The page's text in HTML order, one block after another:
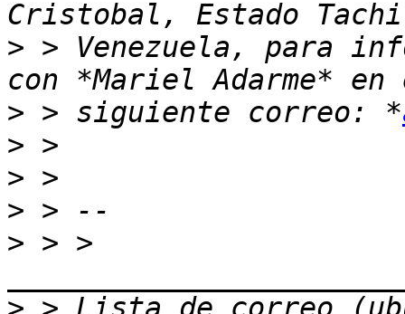
> > Venezuela, para
> > siguiente correo: *
>
>
>
> > >